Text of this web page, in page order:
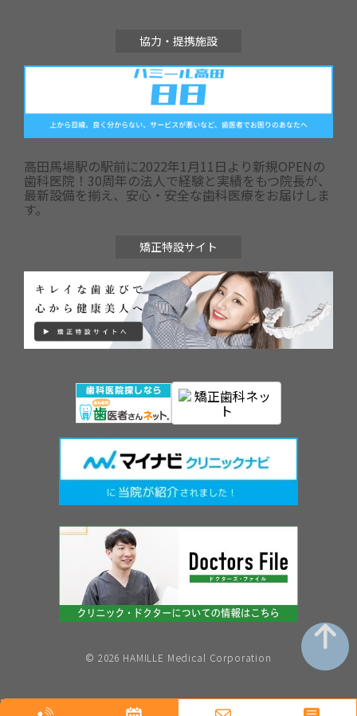
協力・提携施設
高田馬場駅の駅前に2022年1月11日より新規OPENの
歯科医院！30周年の法人で経験と実績をもつ院長が、
最新設備を揃え、安心・安全な歯科医療をお届けしま
す。
矯正特設サイト
©︎ 2026 HAMILLE Medical Corporation